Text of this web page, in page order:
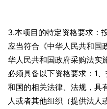
3.本项目的特定资格要求：
应当符合《中华人民共和国
华人民共和国政府采购法实
必须具备以下资格要求：1
和国的相关法律、法规，具
人或者其他组织（提供法人